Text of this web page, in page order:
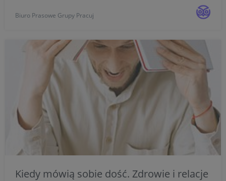
starania się o stanowisko potrafią zakłócić m.in. brak ...
Biuro Prasowe Grupy Pracuj
Kiedy mówią sobie dość. Zdrowie i relacje